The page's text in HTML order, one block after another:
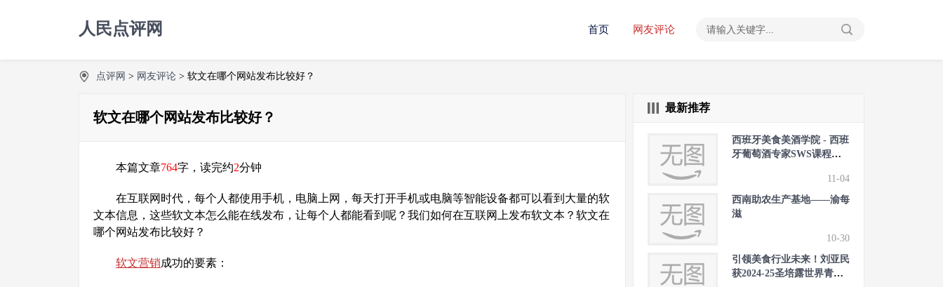
人民点评网 首页 网友评论
点评网 > 网友评论 > 软文在哪个网站发布比较好？
软文在哪个网站发布比较好？
本篇文章764字，读完约2分钟
在互联网时代，每个人都使用手机，电脑上网，每天打开手机或电脑等智能设备都可以看到大量的软
文本信息，这些软文本怎么能在线发布，让每个人都能看到呢？我们如何在互联网上发布软文本？软文在
哪个网站发布比较好？
软文营销成功的要素：
最新推荐
西班牙美食美酒学院 - 西班
牙葡萄酒专家SWS课程最
11-04
西南助农生产基地——渝每
滋
10-30
引领美食行业未来！刘亚民
获2024-25圣培露世界青年